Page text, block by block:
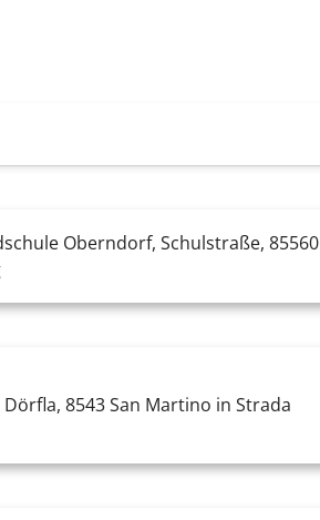
Oberndorf, Schulstraße, 85560
8543 San Martino in Strada